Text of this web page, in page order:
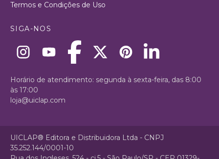
Termos e Condições de Uso
SIGA-NOS
Horário de atendimento: segunda à sexta-feira, das 8:00
às 17:00
loja@uiclap.com
UICLAP® Editora e Distribuidora Ltda - CNPJ
35.252.144/0001-10